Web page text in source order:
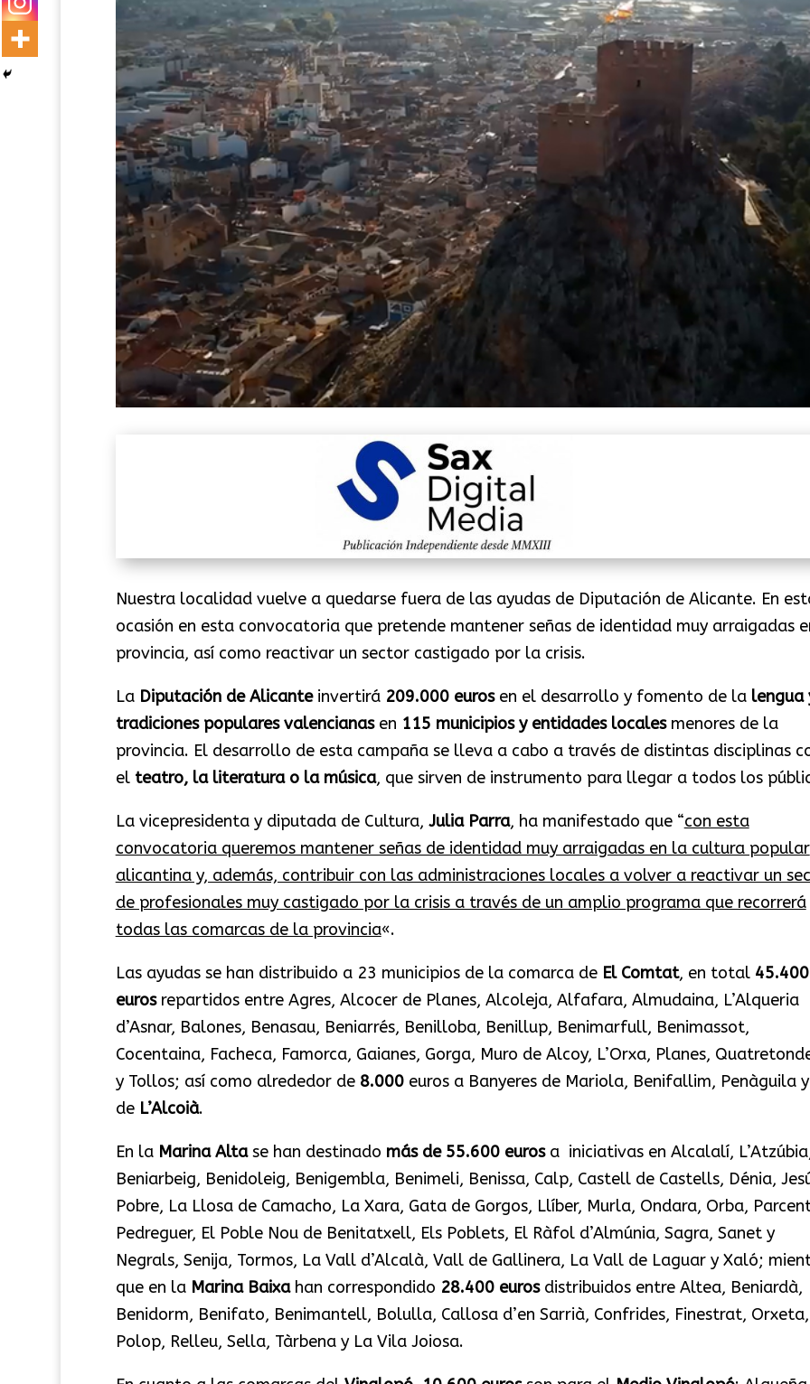
Nuestra localidad vuelve a quedarse fuera de las ayudas de Diputación de Alicante. En
ocasión en esta convocatoria que pretende mantener señas de identidad muy arraigadas
provincia, así como reactivar un sector castigado por la crisis.
La Diputación de Alicanteinvertirá 209.000 eurosen el desarrollo y fomento de la lengua
tradiciones populares valencianasen 115 municipiosy entidades localesmenores de la
provincia. El desarrollo de esta campaña se lleva a cabo a través de distintas disciplinas
el teatro, la literatura o la música, que sirven de instrumento para llegar a todos los
La vicepresidenta y diputada de Cultura, Julia Parra, ha manifestado que “con esta
convocatoria queremos mantener señas de identidad muy arraigadas en la cultura popular
alicantina y, además, contribuir con las administraciones locales a volver a reactivar un
de profesionales muy castigado por la crisis a través de un amplio programa que recorrerá
todas las comarcas de la provincia«.
Las ayudas se han distribuido a 23 municipios de la comarca de El Comtat, en total 45.400
eurosrepartidos entre Agres, Alcocer de Planes, Alcoleja, Alfafara, Almudaina, L’Alqueria
d’Asnar, Balones, Benasau, Beniarrés, Benilloba, Benillup, Benimarfull, Benimassot,
Cocentaina, Facheca, Famorca, Gaianes, Gorga, Muro de Alcoy, L’Orxa, Planes,
y Tollos; así como alrededor de 8.000euros a Banyeres de Mariola, Benifallim, Penàguila
de L’Alcoià.
En la Marina Altase han destinado más de 55.600 eurosa iniciativas en Alcalalí,
Beniarbeig, Benidoleig, Benigembla, Benimeli, Benissa, Calp, Castell de Castells, Dénia,
Pobre, La Llosa de Camacho, La Xara, Gata de Gorgos, Llíber, Murla, Ondara, Orba,
Pedreguer, El Poble Nou de Benitatxell, Els Poblets, El Ràfol d’Almúnia, Sagra, Sanet y
Negrals, Senija, Tormos, La Vall d’Alcalà, Vall de Gallinera, La Vall de Laguar y Xaló;
que en la Marina Baixahan correspondido 28.400 eurosdistribuidos entre Altea, Beniardà,
Benidorm, Benifato, Benimantell, Bolulla, Callosa d’en Sarrià, Confrides, Finestrat, Orxeta,
Polop, Relleu, Sella, Tàrbena y La Vila Joiosa.